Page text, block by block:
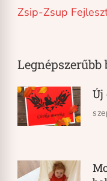
Zsip-Zsup
Legnépszerűbb
Új